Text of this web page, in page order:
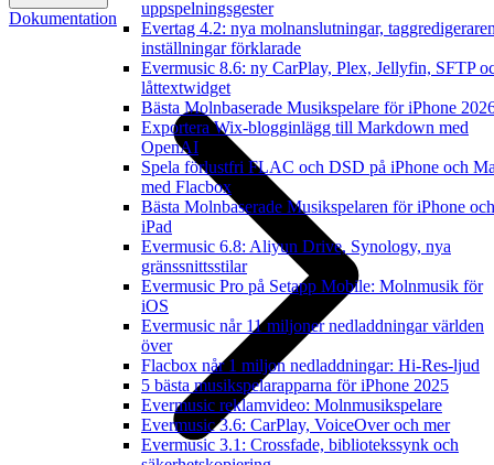
uppspelningsgester
Evertag 4.2: nya molnanslutningar,
inställningar förklarade
Evermusic 8.6: ny CarPlay, Plex, Jellyfin, SFTP
låttextwidget
Bästa Molnbaserade Musikspelare för iPhone
Exportera Wix-blogginlägg till Markdown med
OpenAI
Spela förlustfri FLAC och DSD på iPhone och
med Flacbox
Bästa Molnbaserade Musikspelaren för iPhone och
iPad
Evermusic 6.8: Aliyun Drive, Synology, nya
gränssnittsstilar
Evermusic Pro på Setapp Mobile: Molnmusik för
iOS
Evermusic når 11 miljoner nedladdningar världen
över
Flacbox når 1 miljon nedladdningar: Hi-Res-ljud
5 bästa musikspelarapparna för iPhone 2025
Evermusic reklamvideo: Molnmusikspelare
Evermusic 3.6: CarPlay, VoiceOver och mer
Evermusic 3.1: Crossfade, bibliotekssynk och
Dokumentation